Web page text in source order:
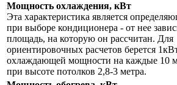
Мощность охлаждения, кВт
Эта характеристика является
при выборе кондиционера - от нее
площадь, на которую он рассчитан. Для
ориентировочных расчетов берется
охлаждающей мощности на каждые 10
при высоте потолков 2,8-3 метра.